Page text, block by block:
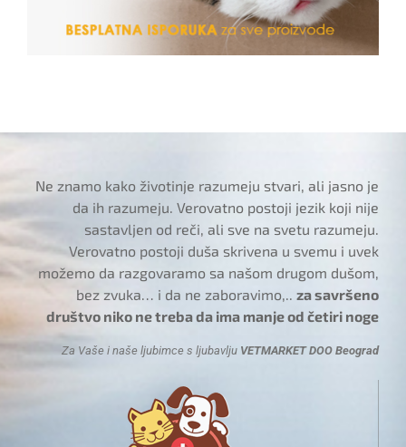
Ne znamo kako životinje razumeju stvari, ali jasno je
da ih razumeju. Verovatno postoji jezik koji nije
sastavljen od reči, ali sve na svetu razumeju.
Verovatno postoji duša skrivena u svemu i uvek
možemo da razgovaramo sa našom drugom dušom,
bez zvuka… i da ne zaboravimo,..za savršeno
društvo niko ne treba da ima manje od četiri noge
Za Vaše i naše ljubimce s ljubavlju VETMARKET DOO Beograd